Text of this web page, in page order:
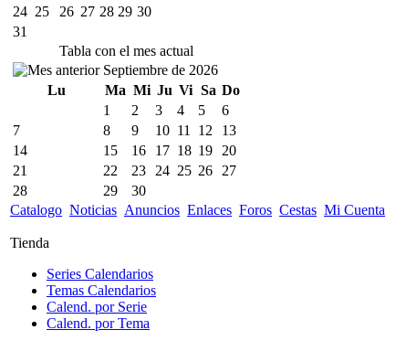
24 25 26 27 28 29 30
31
Tabla con el mes actual
Septiembre de 2026
Lu
Ma Mi Ju Vi Sa Do
1
2 3 4 5
6
7
8 9 10 11 12
13
14
15 16 17 18 19
20
21
22 23 24 25 26
27
28
29
30
Catalogo Noticias Anuncios Enlaces Foros Cestas Mi Cuenta
Tienda
Series Calendarios
Temas Calendarios
Calend. por Serie
Calend. por Tema